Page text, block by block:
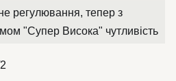
регулювання, тепер з
"Супер Висока" чутливість